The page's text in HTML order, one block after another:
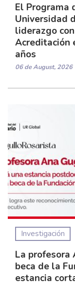
El Programa
Universidad
liderazgo
Acreditación
años
06 de August, 2026
Investigación
La profesora
beca de la
estancia